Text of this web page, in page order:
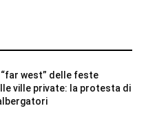
west” delle feste
ville private: la protesta di